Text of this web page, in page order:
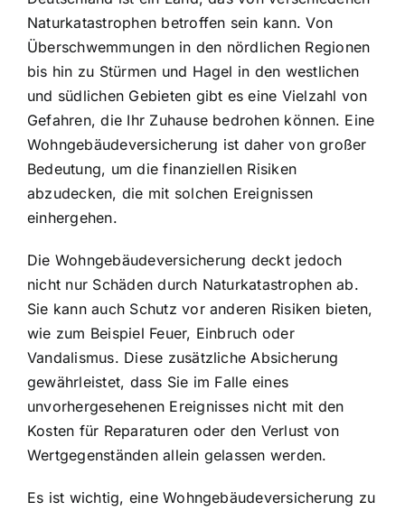
Naturkatastrophen betroffen sein kann. Von
Überschwemmungen in den nördlichen Regionen
bis hin zu Stürmen und Hagel in den westlichen
und südlichen Gebieten gibt es eine Vielzahl von
Gefahren, die Ihr Zuhause bedrohen können. Eine
Wohngebäudeversicherung ist daher von großer
Bedeutung, um die finanziellen Risiken
abzudecken, die mit solchen Ereignissen
einhergehen.
Die Wohngebäudeversicherung deckt jedoch
nicht nur Schäden durch Naturkatastrophen ab.
Sie kann auch Schutz vor anderen Risiken bieten,
wie zum Beispiel Feuer, Einbruch oder
Vandalismus. Diese zusätzliche Absicherung
gewährleistet, dass Sie im Falle eines
unvorhergesehenen Ereignisses nicht mit den
Kosten für Reparaturen oder den Verlust von
Wertgegenständen allein gelassen werden.
Es ist wichtig, eine Wohngebäudeversicherung zu